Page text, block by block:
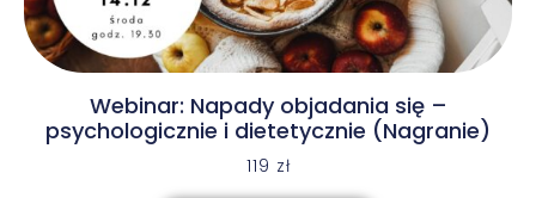
Webinar: Napady objadania się –
psychologicznie i dietetycznie (Nagranie)
119 zł